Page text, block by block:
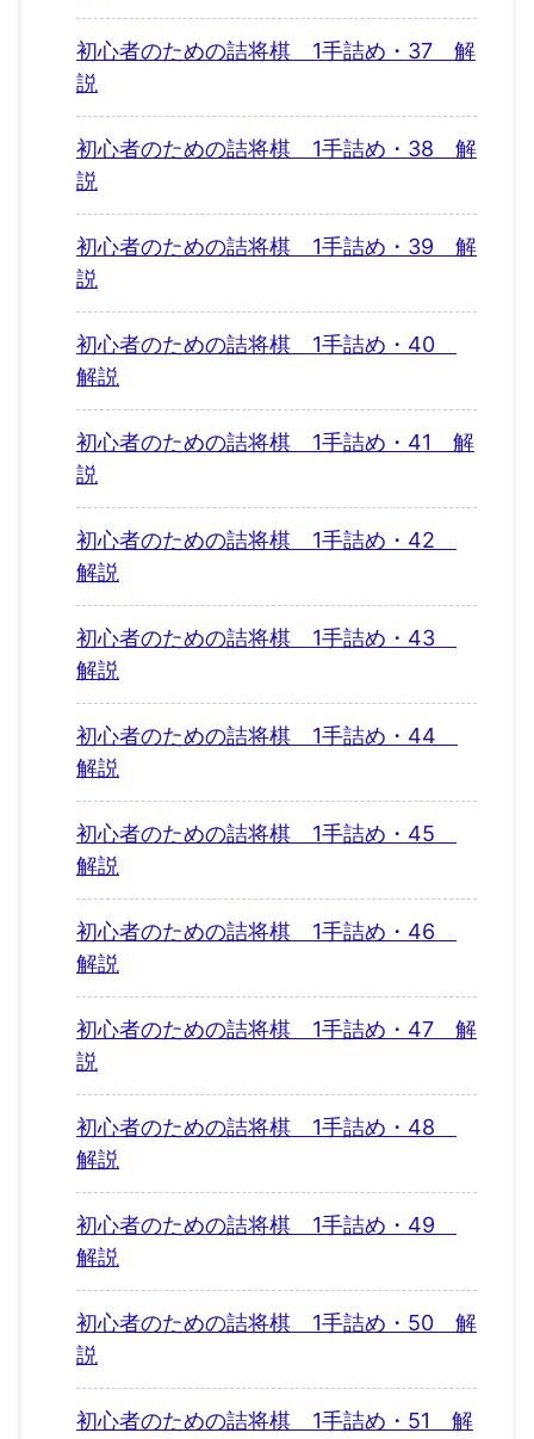
初心者のための詰将棋 1手詰め・37 解
説
初心者のための詰将棋 1手詰め・38 解
説
初心者のための詰将棋 1手詰め・39 解
説
初心者のための詰将棋 1手詰め・40
解説
初心者のための詰将棋 1手詰め・41 解
説
初心者のための詰将棋 1手詰め・42
解説
初心者のための詰将棋 1手詰め・43
解説
初心者のための詰将棋 1手詰め・44
解説
初心者のための詰将棋 1手詰め・45
解説
初心者のための詰将棋 1手詰め・46
解説
初心者のための詰将棋 1手詰め・47 解
説
初心者のための詰将棋 1手詰め・48
解説
初心者のための詰将棋 1手詰め・49
解説
初心者のための詰将棋 1手詰め・50 解
説
初心者のための詰将棋 1手詰め・51 解